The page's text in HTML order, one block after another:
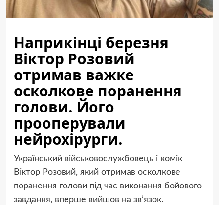
Наприкінці березня
Віктор Розовий
отримав важке
осколкове поранення
голови. Його
прооперували
нейрохірурги.
Український військовослужбовець і комік
Віктор Розовий, який отримав осколкове
поранення голови під час виконання бойового
завдання, вперше вийшов на зв’язок.